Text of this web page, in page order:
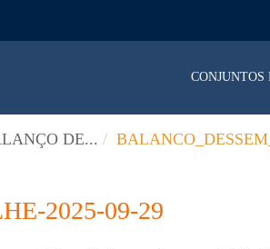
CONJUNTOS
DE...
2025-09-29